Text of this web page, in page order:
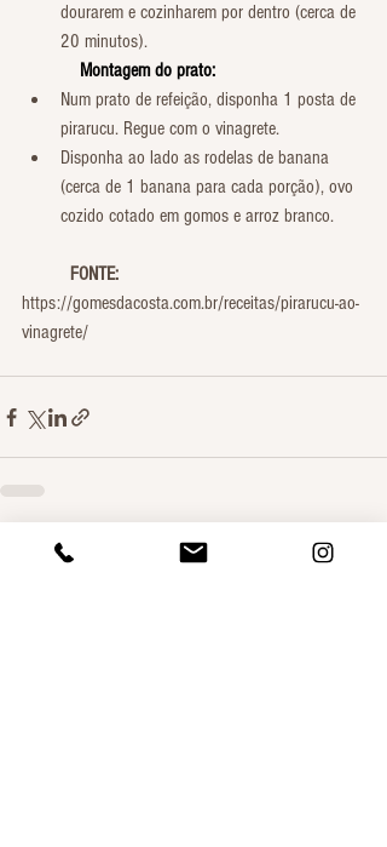
dourarem e cozinharem por dentro (cerca de
20 minutos).
            Montagem do prato:
Num prato de refeição, disponha 1 posta de
pirarucu. Regue com o vinagrete.
Disponha ao lado as rodelas de banana
(cerca de 1 banana para cada porção), ovo
cozido cotado em gomos e arroz branco.
          FONTE:
https://gomesdacosta.com.br/receitas/pirarucu-ao-
vinagrete/
Posts recentes